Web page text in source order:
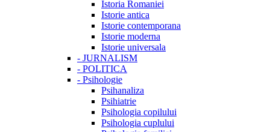
Istoria Romaniei
Istorie antica
Istorie contemporana
Istorie moderna
Istorie universala
- JURNALISM
- POLITICA
- Psihologie
Psihanaliza
Psihiatrie
Psihologia copilului
Psihologia cuplului